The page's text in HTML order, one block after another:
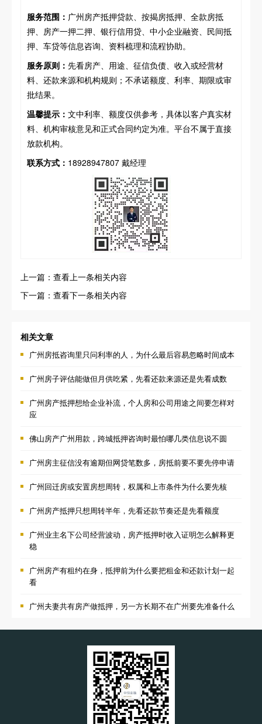
服务范围： 广州房产抵押贷款、按揭房抵押、全款房抵
押、房产一押二押、银行信用贷、中小企业融资、民间抵
押、车贷等信息咨询、资料梳理和流程协助。
服务原则： 先看房产、用途、征信负债、收入或经营材
料、还款来源和机构规则；不承诺额度、利率、期限或审
批结果。
温馨提示： 文中利率、额度仅供参考，具体以客户真实材
料、机构审核意见和正式合同约定为准。平台不属于直接
放款机构。
联系方式： 18928947807 戴经理
上一篇：查看上一条相关内容
下一篇：查看下一条相关内容
相关文章
广州房抵咨询里只问利率的人，为什么最后容易忽略时间成本
广州房子评估能做但月供吃紧，先看还款来源还是先看成数
广州房产抵押想给企业补流，个人房和公司用途之间要怎样对
应
佛山房产广州用款，跨城抵押咨询时最怕哪几类信息说不圆
广州房主征信没有逾期但网贷笔数多，房抵前要不要先停申请
广州回迁房或安置房想周转，权属和上市条件为什么要先核
广州房产抵押只想周转半年，先看还款节奏还是先看额度
广州业主名下公司经营波动，房产抵押时收入证明怎么解释更
稳
广州房产有租约在身，抵押前为什么要把租金和还款计划一起
看
广州夫妻共有房产做抵押，另一方长期不在广州要先准备什么